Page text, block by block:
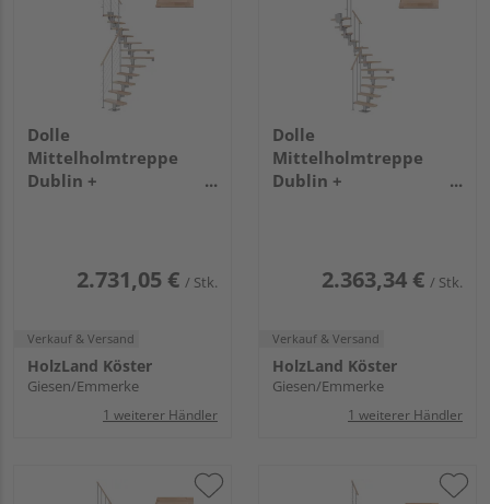
Dolle
Mittelholmtreppe
Dublin +
Metallkomp perlgrau
2.731,05 € / Stk.
Verkauf & Versand
HolzLand Köster
Giesen/Emmerke
1 weiterer Händler
Dolle
Mittelholmtreppe
Dublin +
Metallkomp perlgrau
2.363,34 € / Stk.
Verkauf & Versand
HolzLand Köster
Giesen/Emmerke
1 weiterer Händler